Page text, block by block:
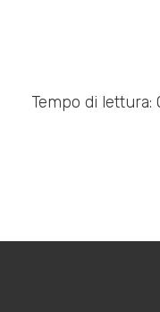
Tempo di lettura: